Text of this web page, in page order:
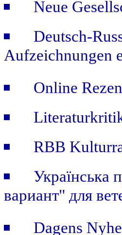
Neue
Deutsch-
Aufzeichnungen
Online
RBB
Українська
вариант" для
Dagens